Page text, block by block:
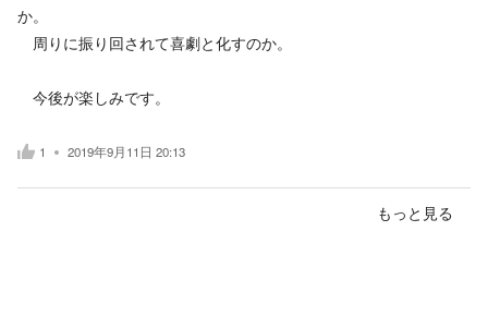
か。
周りに振り回されて喜劇と化すのか。
今後が楽しみです。
1 2019年9月11日 20:13
もっと見る